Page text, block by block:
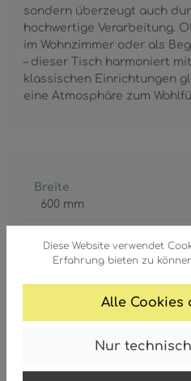
Diese Website verwendet
Erfahrung bieten zu
Alle Cookies
Nur
sondern überzeugt auch
hochwertige Verarbeitung.
im Wohnzimmer oder als
– dieser Tisch harmoniert
klassischen Einrichtungen
eine Atmosphäre zum
Breite
600 mm
440 mm